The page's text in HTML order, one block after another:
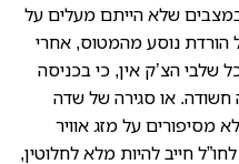
שלא הייתם מעלים על
הורדת נוסע מהמטוס, אחרי
הצ’ק אין, כי בכניסה
או סגירה של שדה
מסיפורים על מזג אוויר
חייב להיות מלא לחלוטין,